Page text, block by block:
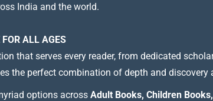
India and the world.
ALL AGES
that serves every reader, from dedicated
the perfect combination of depth and discovery
options across Adult Books, Children